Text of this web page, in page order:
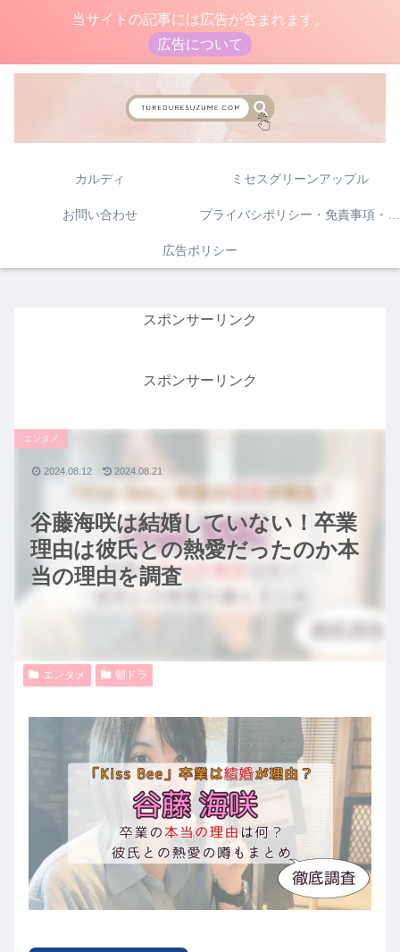
当サイトの記事には広告が含まれます。
広告について
カルディ ミセスグリーンアップル
お問い合わせ
広告ポリシー
スポンサーリンク
スポンサーリンク
谷藤海咲は結婚していない！卒業
理由は彼氏との熱愛だったのか本
当の理由を調査
エンタメ
2024.08.12 2024.08.21
エンタメ 朝ドラ